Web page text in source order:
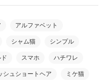
アルファベット
シャム猫 シンプル
スマホ ハチワレ
シュショートヘア ミケ猫